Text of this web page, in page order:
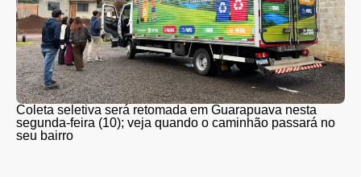
Coleta seletiva será retomada em Guarapuava nesta
segunda-feira (10); veja quando o caminhão passará no
seu bairro